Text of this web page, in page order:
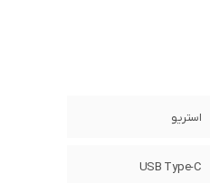
استریو
USB Type-C